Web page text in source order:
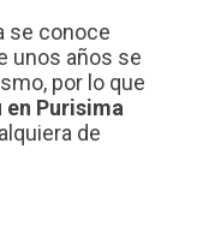
se conoce
unos años se
por lo que
en Purisima
de